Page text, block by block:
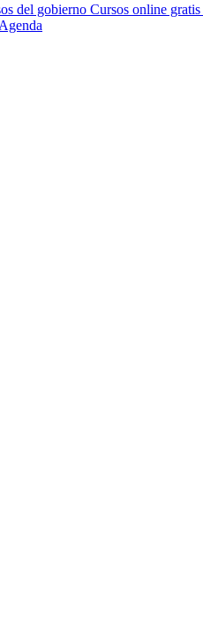
del gobierno Cursos online gratis
Agenda